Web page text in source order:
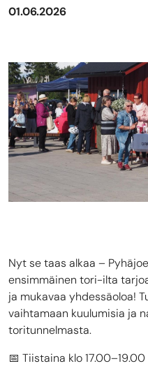
01.06.2026
Nyt se taas alkaa –
ensimmäinen tori-ilta
ja mukavaa yhdessäoloa!
vaihtamaan kuulumisia ja
toritunnelmasta.
📅 Tiistaina klo 17.00–19.00